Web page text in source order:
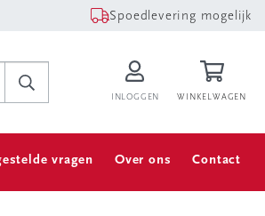
Spoedlevering mogelijk
INLOGGEN WINKELWAGEN
vragen Over ons Contact